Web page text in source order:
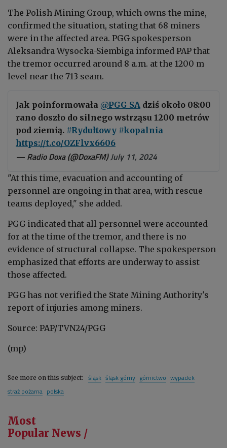
The Polish Mining Group, which owns the mine,
confirmed the situation, stating that 68 miners
were in the affected area. PGG spokesperson
Aleksandra Wysocka-Siembiga informed PAP that
the tremor occurred around 8 a.m. at the 1200 m
level near the 713 seam.
Jak poinformowała @PGG_SA dziś około 08:00
rano doszło do silnego wstrząsu 1200 metrów
pod ziemią. #Rydułtowy #kopalnia
https://t.co/OZFlvx6606
— Radio Doxa (@DoxaFM)July 11, 2024
"At this time, evacuation and accounting of
personnel are ongoing in that area, with rescue
teams deployed," she added.
PGG indicated that all personnel were accounted
for at the time of the tremor, and there is no
evidence of structural collapse. The spokesperson
emphasized that efforts are underway to assist
those affected.
PGG has not verified the State Mining Authority's
report of injuries among miners.
Source: PAP/TVN24/PGG
(mp)
See more on this subject: śląsk śląsk górny górnictwo wypadek
straż pożarna polska
Most
Popular News /